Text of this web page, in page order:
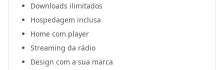
Downloads ilimitados
Hospedagem inclusa
Home com player
Streaming da rádio
Design com a sua marca